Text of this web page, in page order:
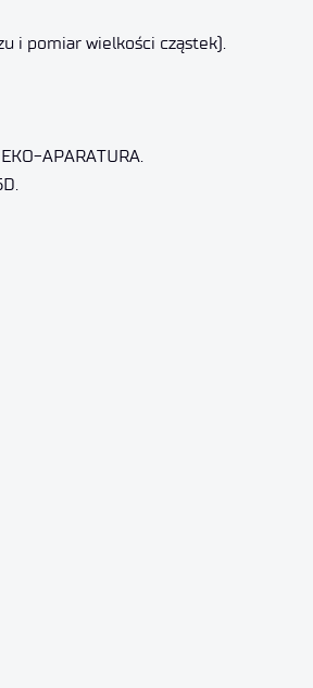
i pomiar wielkości cząstek).
APARATURA.